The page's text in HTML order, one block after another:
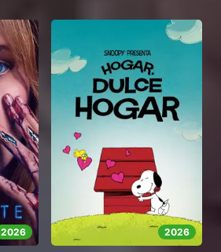
2026 2026